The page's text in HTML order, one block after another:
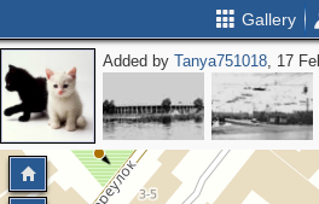
Gallery
Added byTanya751018, 17
3